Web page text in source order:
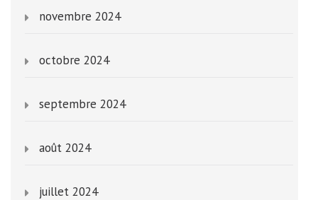
novembre 2024
octobre 2024
septembre 2024
août 2024
juillet 2024